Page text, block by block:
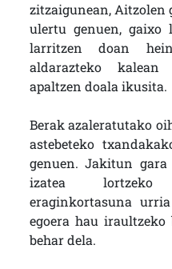
zitzaigunean, Aitzolen
ulertu genuen, gaixo
larritzen doan
aldarazteko
apaltzen doala ikusita.
Berak azaleratutako
astebeteko
genuen. Jakitun
izatea lortzeko
eraginkortasuna
egoera hau
behar dela.